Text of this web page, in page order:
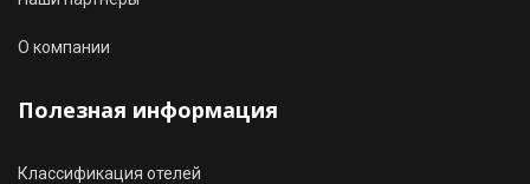
О компании
Полезная информация
Классификация отелей